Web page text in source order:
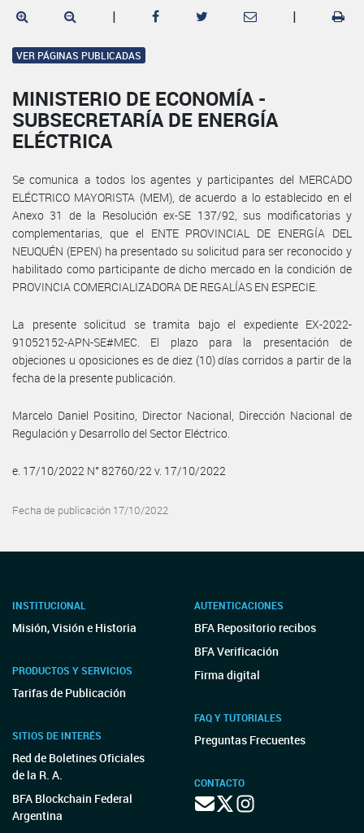
| |
VER PÁGINAS PUBLICADAS
MINISTERIO DE ECONOMÍA -
SUBSECRETARÍA DE ENERGÍA
ELÉCTRICA
Se comunica a todos los agentes y participantes del MERCADO
ELÉCTRICO MAYORISTA (MEM), de acuerdo a lo establecido en el
Anexo 31 de la Resolución ex-SE 137/92, sus modificatorias y
complementarias, que el ENTE PROVINCIAL DE ENERGÍA DEL
NEUQUÉN (EPEN) ha presentado su solicitud para ser reconocido y
habilitado como participante de dicho mercado en la condición de
PROVINCIA COMERCIALIZADORA DE REGALÍAS EN ESPECIE.
La presente solicitud se tramita bajo el expediente EX-2022-
91052152-APN-SE#MEC. El plazo para la presentación de
objeciones u oposiciones es de diez (10) días corridos a partir de la
fecha de la presente publicación.
Marcelo Daniel Positino, Director Nacional, Dirección Nacional de
Regulación y Desarrollo del Sector Eléctrico.
e. 17/10/2022 N° 82760/22 v. 17/10/2022
Fecha de publicación 17/10/2022
INSTITUCIONAL
Misión, Visión e Historia
PRODUCTOS Y SERVICIOS
Tarifas de Publicación
SITIOS DE INTERÉS
Red de Boletines Oficiales
de la R. A.
BFA Blockchain Federal
Argentina
AUTENTICACIONES
BFA Repositorio recibos
BFA Verificación
Firma digital
FAQ Y TUTORIALES
Preguntas Frecuentes
CONTACTO